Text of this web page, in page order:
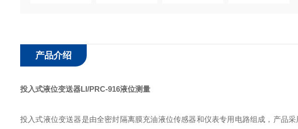
产品介绍
投入式液位变送器LI/PRC-916液位测量
投入式液位变送器是由全密封隔离膜充油液位传感器和仪表专用电路组成，产品